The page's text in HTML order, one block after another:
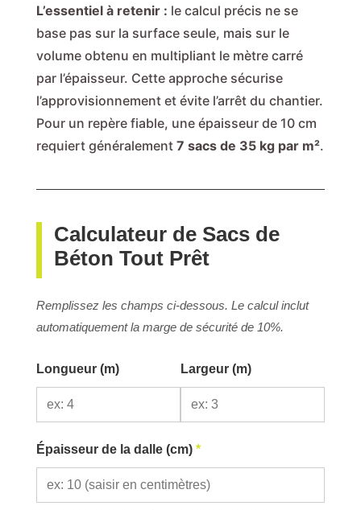
L’essentiel à retenir : le calcul précis ne se
base pas sur la surface seule, mais sur le
volume obtenu en multipliant le mètre carré
par l’épaisseur. Cette approche sécurise
l’approvisionnement et évite l’arrêt du chantier.
Pour un repère fiable, une épaisseur de 10 cm
requiert généralement 7 sacs de 35 kg par m².
Calculateur de Sacs de
Béton Tout Prêt
Remplissez les champs ci-dessous. Le calcul inclut
automatiquement la marge de sécurité de 10%.
Longueur (m) Largeur (m)
Épaisseur de la dalle (cm) *